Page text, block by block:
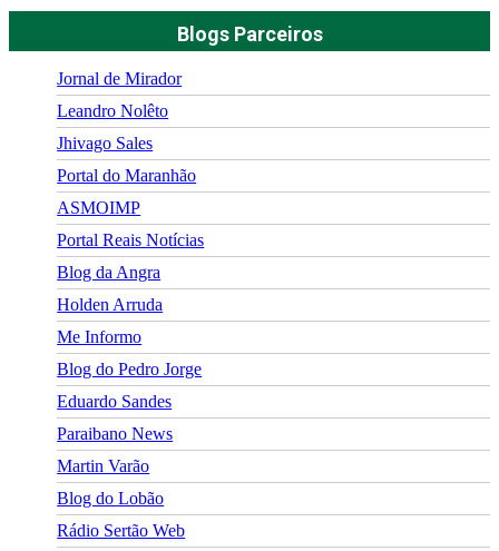
Blogs Parceiros
Jornal de Mirador
Leandro Nolêto
Jhivago Sales
Portal do Maranhão
ASMOIMP
Portal Reais Notí­cias
Blog da Angra
Holden Arruda
Me Informo
Blog do Pedro Jorge
Eduardo Sandes
Paraibano News
Martin Varão
Blog do Lobão
Rádio Sertão Web